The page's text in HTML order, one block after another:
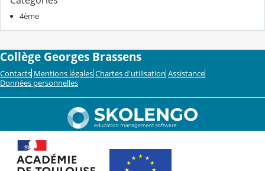
4ème
Collège Georges Brassens
Contacts Mentions légales Chartes d'utilisation Assistance
Données personnelles